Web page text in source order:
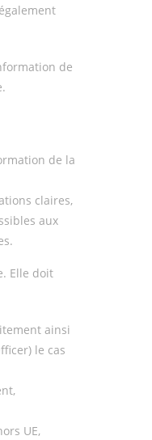
de
de la
claires,
aux
Elle doit
ainsi
le cas
UE,